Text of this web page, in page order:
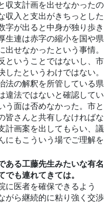
収支計画を出せなかったの
収入と支出がきちっとした
字が出ると中身が独り歩き
生連は赤字の縮小を国や県
せなかったという事情。
ということではないし、市
たというわけではない。
法の解釈を所管している県
違法ではないと確認してい
う面は否めなかった。市と
皆さんと共有しなければな
計画案を出してもらい、議
にもこういう場でご理解を
ある工藤先生みたいな有名
でも連れてきては。
に医者を確保できるよう
がら継続的に粘り強く交渉